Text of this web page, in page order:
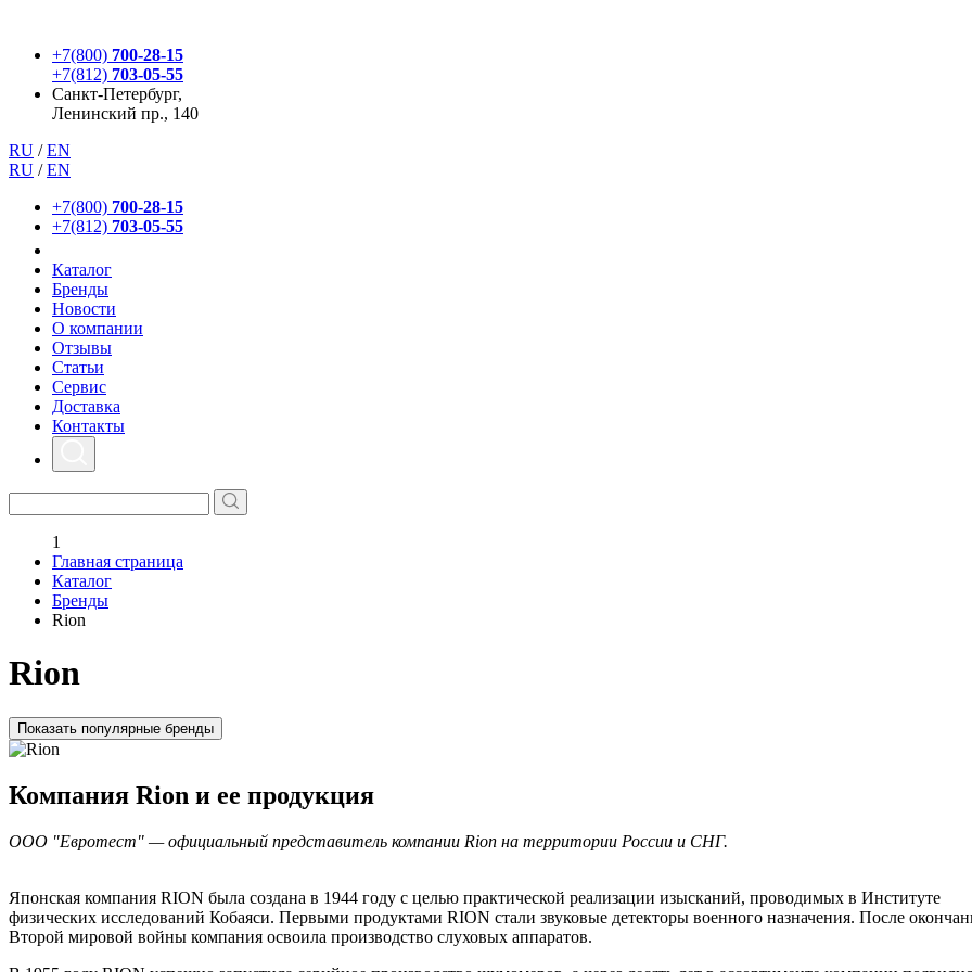
+7(800) 700-28-15
+7(812) 703-05-55
Санкт-Петербург,
Ленинский пр., 140
RU / EN
RU / EN
+7(800) 700-28-15
+7(812) 703-05-55
Каталог
Бренды
Новости
О компании
Отзывы
Статьи
Сервис
Доставка
Контакты
1
Главная страница
Каталог
Бренды
Rion
Rion
Показать популярные бренды
Компания Rion и ее продукция
ООО "Евротест" — официальный представитель компании Rion на территории России и СНГ.
Японская компания RION была создана в 1944 году с целью практической реализации изысканий, проводимых в Институте
физических исследований Кобаяси. Первыми продуктами RION стали звуковые детекторы военного назначения. После
Второй мировой войны компания освоила производство слуховых аппаратов.